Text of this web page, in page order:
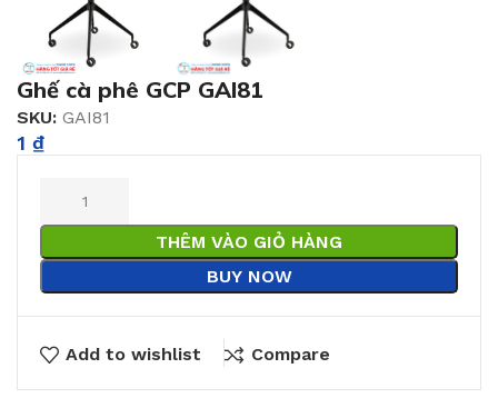
Ghế cà phê GCP GAI81
SKU: GAI81
1 ₫
THÊM VÀO GIỎ HÀNG
BUY NOW
Add to wishlist Compare